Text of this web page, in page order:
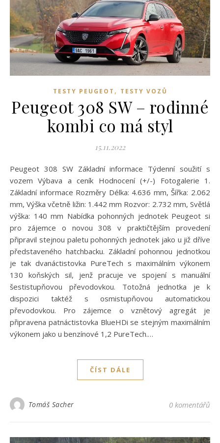
TESTY PEUGEOT , TESTY VOZŮ
Peugeot 308 SW – rodinné
kombi co má styl
15.11.2022
Peugeot 308 SW Základní informace Týdenní soužití s
vozem Výbava a ceník Hodnocení (+/-) Fotogalerie 1.
Základní informace Rozměry Délka: 4.636 mm, Šířka: 2.062
mm, Výška včetně ližin: 1.442 mm Rozvor: 2.732 mm, Světlá
výška: 140 mm Nabídka pohonných jednotek Peugeot si
pro zájemce o novou 308 v praktičtějším provedení
připravil stejnou paletu pohonných jednotek jako u již dříve
představeného hatchbacku. Základní pohonnou jednotkou
je tak dvanáctistovka PureTech s maximálním výkonem
130 koňských sil, jenž pracuje ve spojení s manuální
šestistupňovou převodovkou. Totožná jednotka je k
dispozici taktéž s osmistupňovou automatickou
převodovkou. Pro zájemce o vznětový agregát je
připravena patnáctistovka BlueHDi se stejným maximálním
výkonem jako u benzínové 1,2 PureTech.…
ČÍST DÁLE
Tomáš Sacher 0 komentářů